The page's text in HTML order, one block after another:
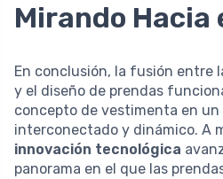
Mirando Hacia
En conclusión, la fusión entre
y el diseño de prendas
concepto de vestimenta en
interconectado y dinámico. A
innovación tecnológica
panorama en el que las